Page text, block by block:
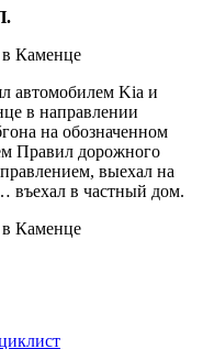
автомобилем Kia и
в направлении
на обозначенном
Правил дорожного
выехал на
въехал в частный дом.